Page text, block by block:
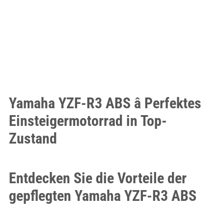
Yamaha YZF-R3 ABS â Perfektes
Einsteigermotorrad in Top-
Zustand
Entdecken Sie die Vorteile der
gepflegten Yamaha YZF-R3 ABS